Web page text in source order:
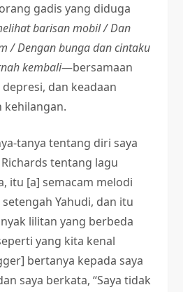
gadis yang diduga
barisan mobil / Dan
/ Dengan bunga dan cintaku
kembali—bersamaan
dan keadaan
kehilangan.
tanya tentang diri saya
tentang lagu
itu [a] semacam melodi
Yahudi, dan itu
lilitan yang berbeda
yang kita kenal
bertanya kepada saya
saya berkata, “Saya tidak